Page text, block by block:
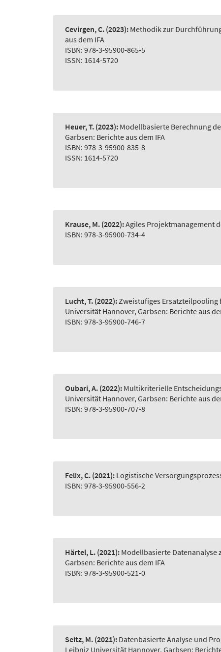
Cevirgen, C. (2023): Methodik zur
aus dem IFA
ISBN: 978-3-95900-865-5
ISSN: 1614-5720
Heuer, T. (2023): Modellbasierte Berechnung
Garbsen: Berichte aus dem IFA
ISBN: 978-3-95900-835-8
ISSN: 1614-5720
Krause, M. (2022):Agiles Projektmanagement
ISBN: 978-3-95900-734-4
Lucht, T. (2022):Zweistufiges
Universität Hannover, Garbsen: Berichte aus
ISBN: 978-3-95900-746-7
Oubari, A. (2022): Multikriterielle
Universität Hannover, Garbsen: Berichte aus
ISBN: 978-3-95900-707-8
Felix, C. (2021): Logistische
ISBN: 978-3-95900-556-2
Härtel, L. (2021): Modellbasierte
Garbsen: Berichte aus dem IFA
ISBN: 978-3-95900-521-0
Seitz, M. (2021): Datenbasierte Analyse und
Leibniz Universität Hannover, Garbsen: